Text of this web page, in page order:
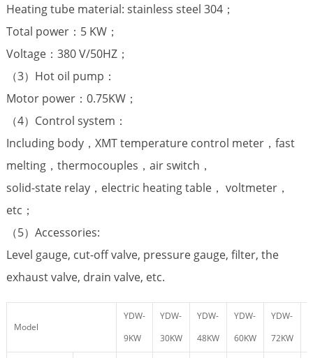
Heating tube material: stainless steel 304；
Total power：5 KW；
Voltage：380 V/50HZ；
（3）Hot oil pump：
Motor power：0.75KW；
（4）Control system：
Including body，XMT temperature control meter，fast
melting，thermocouples，air switch，
solid-state relay，electric heating table， voltmeter，
etc；
（5）Accessories:
Level gauge, cut-off valve, pressure gauge, filter, the
exhaust valve, drain valve, etc.
Model
YDW-
9KW
YDW-
30KW
YDW-
48KW
YDW-
60KW
YDW-
72KW